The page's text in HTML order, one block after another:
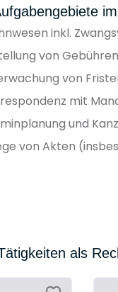
inkl.
von
von
mit
und
von Akten
als